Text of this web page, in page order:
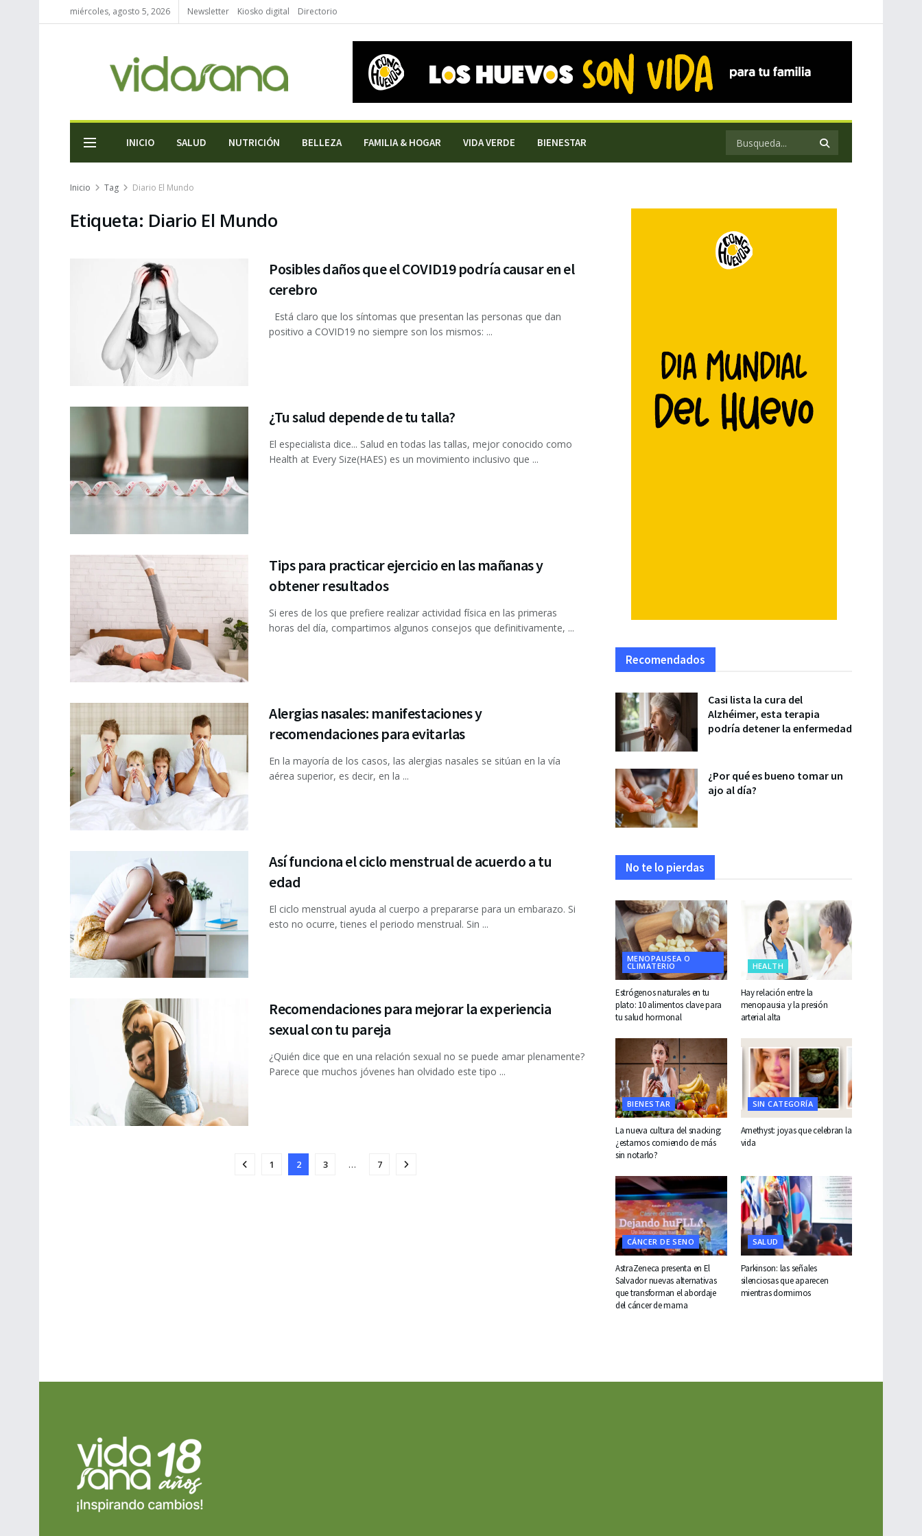
miércoles, agosto 5, 2026 Newsletter Kiosko digital Directorio
INICIO SALUD NUTRICIÓN BELLEZA FAMILIA & HOGAR VIDA VERDE BIENESTAR
Inicio Tag Diario El Mundo
Etiqueta: Diario El Mundo
Posibles daños que el COVID19 podría causar en el
cerebro
Está claro que los síntomas que presentan las personas que dan
positivo a COVID19 no siempre son los mismos: ...
¿Tu salud depende de tu talla?
El especialista dice... Salud en todas las tallas, mejor conocido como
Health at Every Size(HAES) es un movimiento inclusivo que ...
Tips para practicar ejercicio en las mañanas y
obtener resultados
Si eres de los que prefiere realizar actividad física en las primeras
horas del día, compartimos algunos consejos que definitivamente, ...
Alergias nasales: manifestaciones y
recomendaciones para evitarlas
En la mayoría de los casos, las alergias nasales se sitúan en la vía
aérea superior, es decir, en la ...
Así funciona el ciclo menstrual de acuerdo a tu
edad
El ciclo menstrual ayuda al cuerpo a prepararse para un embarazo. Si
esto no ocurre, tienes el periodo menstrual. Sin ...
Recomendaciones para mejorar la experiencia
sexual con tu pareja
¿Quién dice que en una relación sexual no se puede amar plenamente?
Parece que muchos jóvenes han olvidado este tipo ...
1 2 3 … 7
Recomendados
Casi lista la cura del
Alzhéimer, esta terapia
podría detener la enfermedad
¿Por qué es bueno tomar un
ajo al día?
No te lo pierdas
MENOPAUSEA O
CLIMATERIO
Estrógenos naturales en tu
plato: 10 alimentos clave para
tu salud hormonal
HEALTH
Hay relación entre la
menopausia y la presión
arterial alta
BIENESTAR
La nueva cultura del snacking:
¿estamos comiendo de más
sin notarlo?
SIN CATEGORÍA
Amethyst: joyas que celebran la
vida
CÁNCER DE SENO
AstraZeneca presenta en El
Salvador nuevas alternativas
que transforman el abordaje
del cáncer de mama
SALUD
Parkinson: las señales
silenciosas que aparecen
mientras dormimos